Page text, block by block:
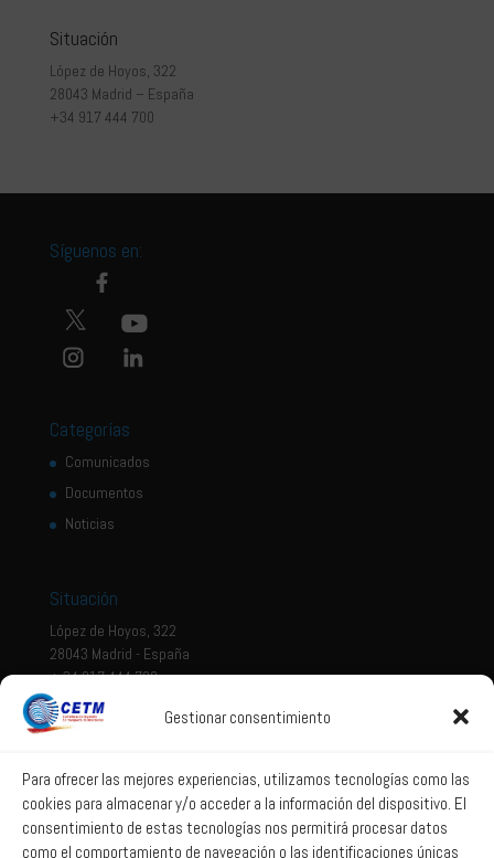
Gestionar consentimiento
Para ofrecer las mejores experiencias, utilizamos tecnologías como las
cookies para almacenar y/o acceder a la información del dispositivo. El
consentimiento de estas tecnologías nos permitirá procesar datos
como el comportamiento de navegación o las identificaciones únicas
Situación
López de Hoyos, 322
28043 Madrid – España
+34 917 444 700
Síguenos en:
Categorías
Comunicados
Documentos
Noticias
Situación
López de Hoyos, 322
28043 Madrid - España
+ 34 917 444 700
Aviso legal
Política de privacidad
Política de Sistema Interno de Información